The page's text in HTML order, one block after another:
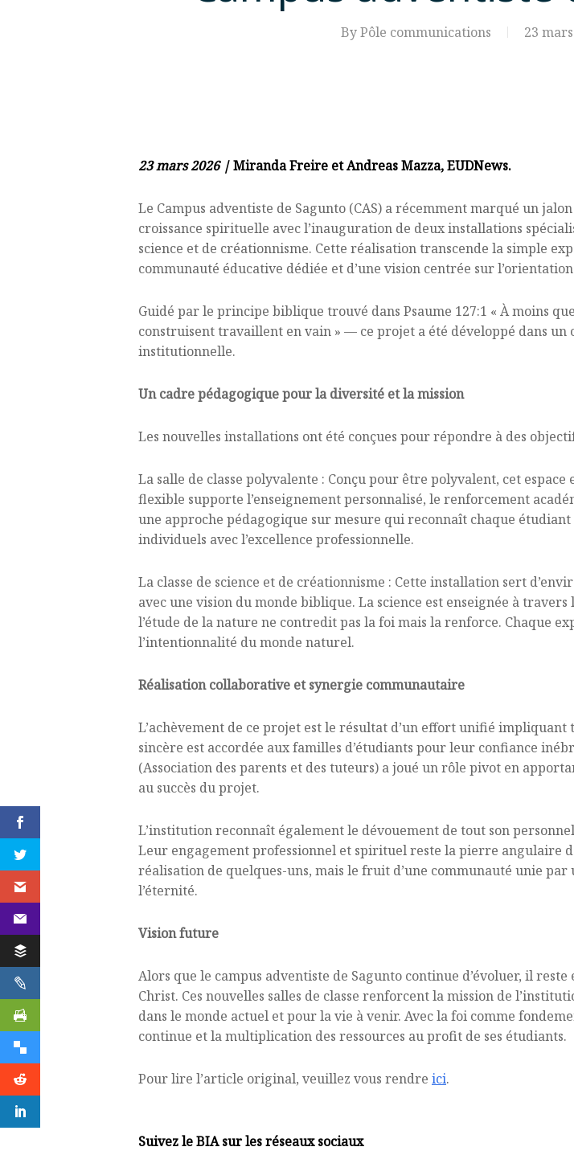
By Pôle communications 23
23 mars 2026 |Miranda Freire et Andreas Mazza, EUDNews.
Le Campus adventiste de Sagunto (CAS) a récemment marqué un
croissance spirituelle avec l’inauguration de deux installations
science et de créationnisme. Cette réalisation transcende la simple
communauté éducative dédiée et d’une vision centrée sur
Guidé par le principe biblique trouvé dans Psaume 127:1 « À moins
construisent travaillent en vain » — ce projet a été développé dans
institutionnelle.
Un cadre pédagogique pour la diversité et la mission
Les nouvelles installations ont été conçues pour répondre à des
La salle de classe polyvalente : Conçu pour être polyvalent, cet
flexible supporte l’enseignement personnalisé, le renforcement
une approche pédagogique sur mesure qui reconnaît chaque
individuels avec l’excellence professionnelle.
La classe de science et de créationnisme : Cette installation sert
avec une vision du monde biblique. La science est enseignée à
l’étude de la nature ne contredit pas la foi mais la renforce. Chaque
l’intentionnalité du monde naturel.
Réalisation collaborative et synergie communautaire
L’achèvement de ce projet est le résultat d’un effort unifié
sincère est accordée aux familles d’étudiants pour leur confiance
(Association des parents et des tuteurs) a joué un rôle pivot en
au succès du projet.
L’institution reconnaît également le dévouement de tout son
Leur engagement professionnel et spirituel reste la pierre angulaire
réalisation de quelques-uns, mais le fruit d’une communauté unie
l’éternité.
Vision future
Alors que le campus adventiste de Sagunto continue d’évoluer, il
Christ. Ces nouvelles salles de classe renforcent la mission de
dans le monde actuel et pour la vie à venir. Avec la foi comme
continue et la multiplication des ressources au profit de ses étudiants.
Pour lire l’article original, veuillez vous rendre ici.
Suivez le BIA sur les réseaux sociaux